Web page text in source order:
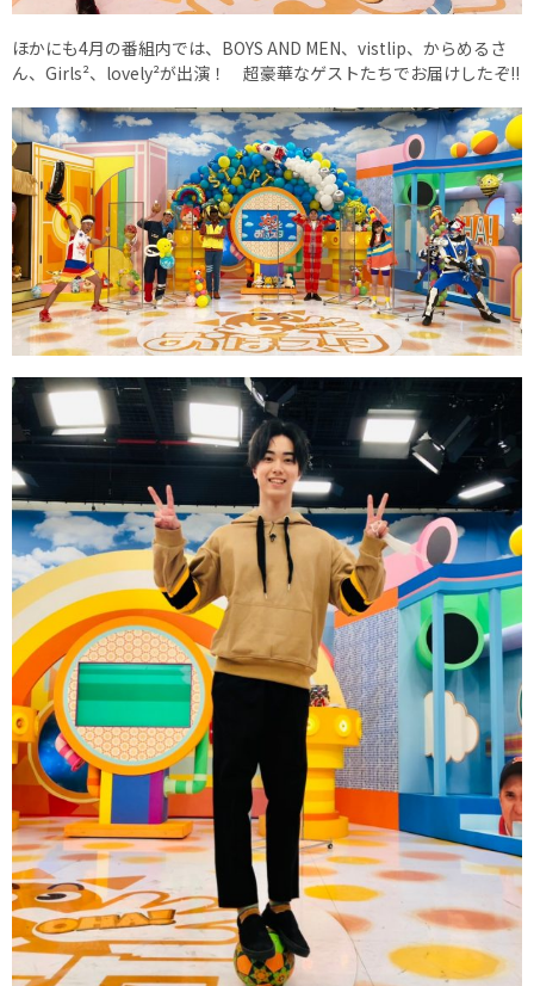
ほかにも4月の番組内では、BOYS AND MEN、vistlip、からめるさ
ん、Girls²、lovely²が出演！ 超豪華なゲストたちでお届けしたぞ!!